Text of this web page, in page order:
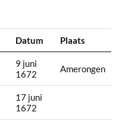
Datum Plaats
9 juni
1672
Amerongen
17 juni
1672